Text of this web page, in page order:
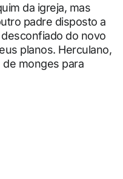
da igreja, mas
padre disposto a
do novo
planos. Herculano,
de monges para